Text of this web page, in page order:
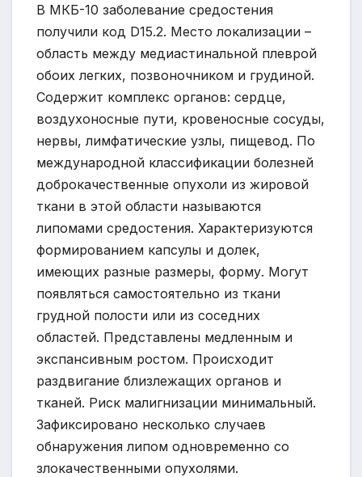
В МКБ-10 заболевание средостения
получили код D15.2. Место локализации –
область между медиастинальной плеврой
обоих легких, позвоночником и грудиной.
Содержит комплекс органов: сердце,
воздухоносные пути, кровеносные сосуды,
нервы, лимфатические узлы, пищевод. По
международной классификации болезней
доброкачественные опухоли из жировой
ткани в этой области называются
липомами средостения. Характеризуются
формированием капсулы и долек,
имеющих разные размеры, форму. Могут
появляться самостоятельно из ткани
грудной полости или из соседних
областей. Представлены медленным и
экспансивным ростом. Происходит
раздвигание близлежащих органов и
тканей. Риск малигнизации минимальный.
Зафиксировано несколько случаев
обнаружения липом одновременно со
злокачественными опухолями.